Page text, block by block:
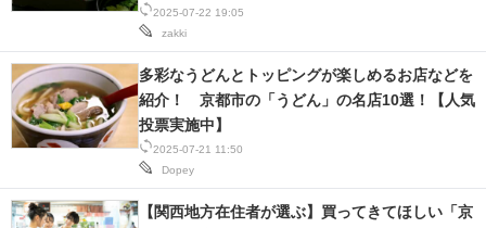
2025-07-22 19:05
zakki
2025-07-21 11:50
Dopey
多彩なうどんとトッピングが楽しめるお店などを
紹介！ 京都市の「うどん」の名店10選！【人気
投票実施中】
【関西地方在住者が選ぶ】買ってきてほしい「京